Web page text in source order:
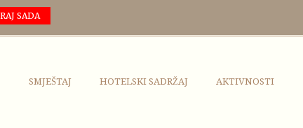
SADA
SMJEŠTAJ HOTELSKI SADRŽAJ AKTIVNOSTI